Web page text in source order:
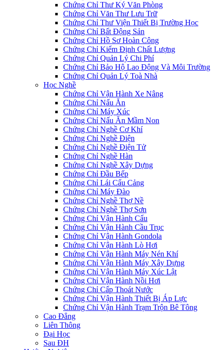
Chứng Chỉ Thư Ký Văn Phòng
Chứng Chỉ Văn Thư Lưu Trữ
Chứng Chỉ Thư Viện Thiết Bị Trường Học
Chứng Chỉ Bất Động Sản
Chứng Chỉ Hồ Sơ Hoàn Công
Chứng Chỉ Kiểm Định Chất Lượng
Chứng Chỉ Quản Lý Chi Phí
Chứng Chỉ Bảo Hộ Lao Động Và Môi Trường
Chứng Chỉ Quản Lý Toà Nhà
Học Nghề
Chứng Chỉ Vận Hành Xe Nâng
Chứng Chỉ Nấu Ăn
Chứng Chỉ Máy Xúc
Chứng Chỉ Nấu Ăn Mầm Non
Chứng Chỉ Nghề Cơ Khí
Chứng Chỉ Nghề Điện
Chứng Chỉ Nghề Điện Tử
Chứng Chỉ Nghề Hàn
Chứng Chỉ Nghề Xây Dựng
Chứng Chỉ Đầu Bếp
Chứng Chỉ Lái Cẩu Cảng
Chứng Chỉ Máy Đào
Chứng Chỉ Nghề Thợ Nề
Chứng Chỉ Nghề Thợ Sơn
Chứng Chỉ Vận Hành Cẩu
Chứng Chỉ Vận Hành Cầu Trục
Chứng Chỉ Vận Hành Gondola
Chứng Chỉ Vận Hành Lò Hơi
Chứng Chỉ Vận Hành Máy Nén Khí
Chứng Chỉ Vận Hành Máy Xây Dựng
Chứng Chỉ Vận Hành Máy Xúc Lật
Chứng Chỉ Vận Hành Nồi Hơi
Chứng Chỉ Cấp Thoát Nước
Chứng Chỉ Vận Hành Thiết Bị Áp Lực
Chứng Chỉ Vận Hành Trạm Trộn Bê Tông
Cao Đẳng
Liên Thông
Đại Học
Sau ĐH